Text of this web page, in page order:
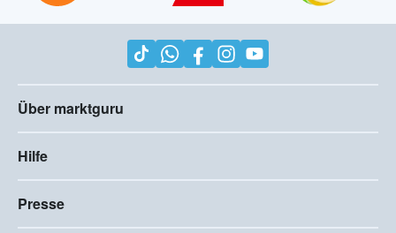
Über marktguru
Hilfe
Presse